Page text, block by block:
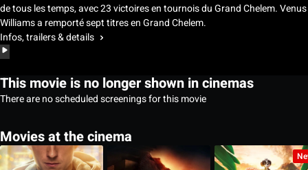
de tous les temps, avec 23 victoires en tournois du Grand Chelem. Venus
Williams a remporté sept titres en Grand Chelem.
Infos, trailers & details
This movie is no longer shown in cinemas
There are no scheduled screenings for this movie
Movies at the cinema